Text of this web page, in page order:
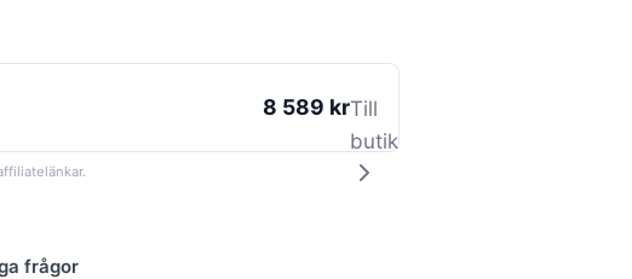
8 589 krTill
butik
frågor